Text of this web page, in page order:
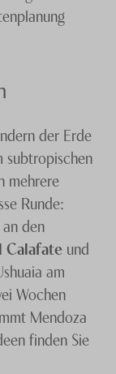
der Erde
subtropischen
mehrere
Runde:
den
Calafate und
am
Wochen
Mendoza
finden Sie